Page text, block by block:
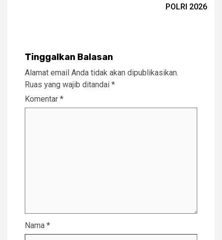
POLRI 2026
Tinggalkan Balasan
Alamat email Anda tidak akan dipublikasikan.
Ruas yang wajib ditandai *
Komentar *
Nama *